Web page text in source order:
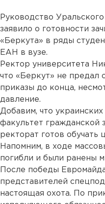
Руководство
заявило о готовности
«Беркута» в ряды
ЕАН в вузе.
Ректор университета
что «Беркут» не предал
приказы до конца,
давление.
Добавим, что
факультет гражданской
ректорат готов обучать
Напомним, в ходе
погибли и были ранены
После победы
представителей
настоящая охота. По